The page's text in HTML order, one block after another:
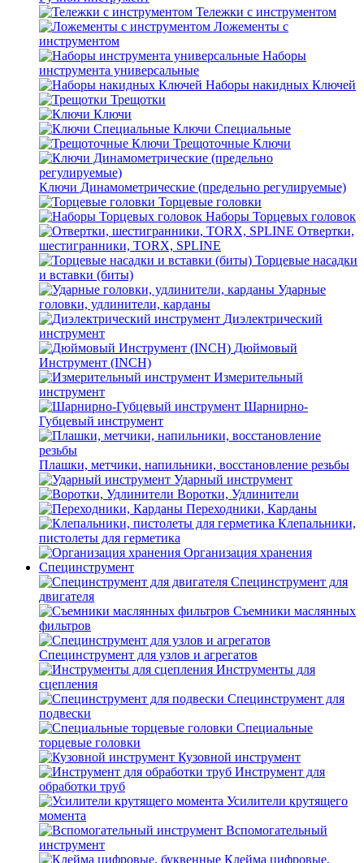
Тележки с инструментом
Ложементы с
инструментом
Наборы
инструмента универсальные
Наборы накидных Ключей
Трещотки
Ключи
Ключи Специальные
Трещоточные Ключи
Ключи Динамометрические (предельно регулируемые)
Торцевые головки
Наборы Торцевых головок
Отвертки,
шестигранники, TORX, SPLINE
Торцевые насадки
и вставки (биты)
Ударные
головки, удлинители, карданы
Диэлектрический
инструмент
Дюймовый
Инструмент (INCH)
Измерительный
инструмент
Шарнирно-
Губцевый инструмент
Плашки, метчики, напильники, восстановление резьбы
Ударный инструмент
Воротки, Удлинители
Переходники, Карданы
Клепальники,
пистолеты для герметика
Организация хранения
Специнструмент
Специнструмент для
двигателя
Съемники маслянных
фильтров
Специнструмент для узлов и агрегатов
Инструменты для
сцепления
Специнструмент для
подвески
Специальные
торцевые головки
Кузовной инструмент
Инструмент для
обработки труб
Усилители крутящего
момента
Вспомогательный
инструмент
Клейма цифровые,